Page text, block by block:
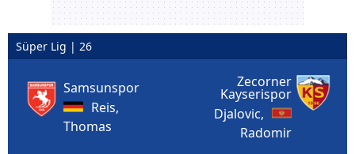
Süper Lig | 26
Samsunspor
Reis,
Thomas
Zecorner
Kayserispor
Djalovic,
Radomir